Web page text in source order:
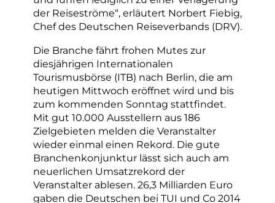
der Reiseströme“, erläutert Norbert Fiebig,
Chef des Deutschen Reiseverbands (DRV).
Die Branche fährt frohen Mutes zur
diesjährigen Internationalen
Tourismusbörse (ITB) nach Berlin, die am
heutigen Mittwoch eröffnet wird und bis
zum kommenden Sonntag stattfindet.
Mit gut 10.000 Ausstellern aus 186
Zielgebieten melden die Veranstalter
wieder einmal einen Rekord. Die gute
Branchenkonjunktur lässt sich auch am
neuerlichen Umsatzrekord der
Veranstalter ablesen. 26,3 Milliarden Euro
gaben die Deutschen bei TUI und Co 2014